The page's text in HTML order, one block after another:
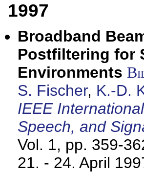
1997
Broadband
Postfiltering for
Environments
S. Fischer, K.-D.
IEEE
Speech, and
Vol. 1, pp. 359-
21. - 24. April